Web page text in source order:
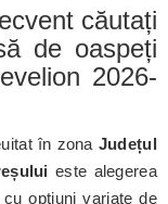
căutați
de oaspeți
2026-
în zona Județul
este alegerea
opțiuni variate de